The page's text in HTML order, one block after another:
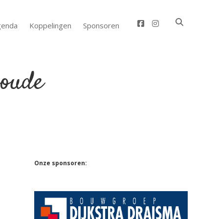
Koppelingen Sponsoren facebook
instagram
Sidebar
Onze sponsoren: